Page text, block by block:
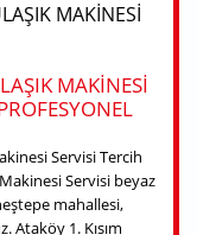
MAKINESI
MAKINESI
Servisi Tercih
Servisi beyaz
mahallesi,
1. Kısım